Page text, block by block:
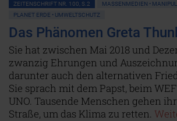
ZEITENSCHRIFT NR. 100, S.2
MASSENMEDIEN •
PLANET ERDE • UMWELTSCHUTZ
Das Phänomen Greta
Sie hat zwischen Mai 2018 und
zwanzig Ehrungen und
darunter auch den alternativen
Sie sprach mit dem Papst, beim
UNO. Tausende Menschen gehen
Straße, um das Klima zu retten.